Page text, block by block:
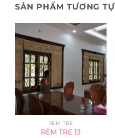
SẢN PHẨM TƯƠNG TỰ
RÈM TRE
RÈM TRE 13